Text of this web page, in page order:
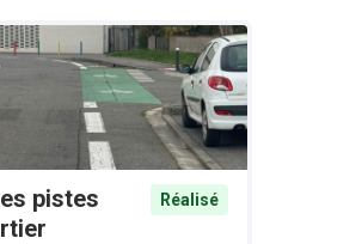
pistes
Réalisé